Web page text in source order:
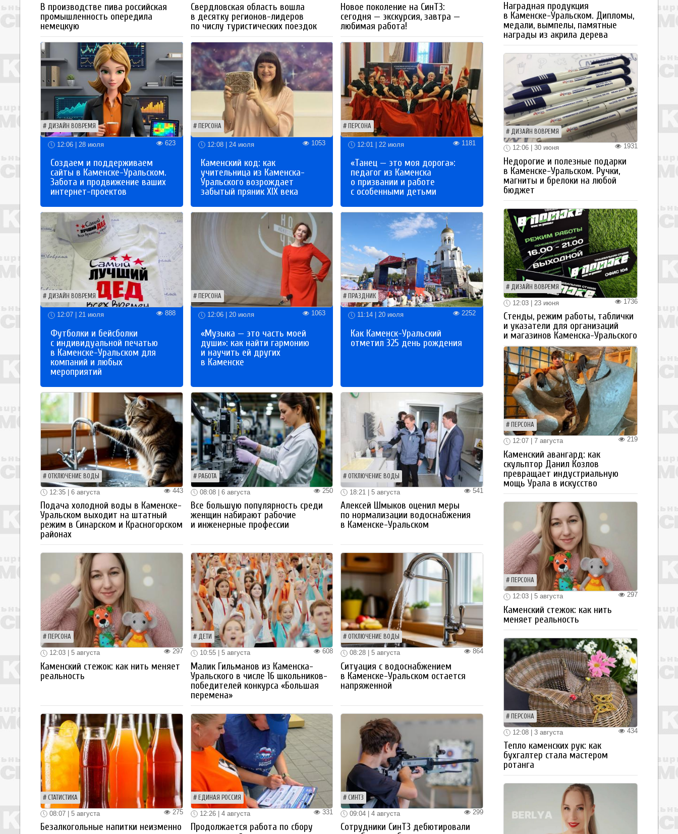
В производстве пива российская
промышленность опередила
немецкую
Свердловская область вошла
в десятку регионов-лидеров
по числу туристических поездок
Новое поколение на СинТЗ:
сегодня — экскурсия, завтра —
любимая работа!
ДИЗАЙН ВОВРЕМЯ
12:06 | 28 июля 623
Создаем и поддерживаем
сайты в Каменске-Уральском.
Забота и продвижение ваших
интернет-проектов
ПЕРСОНА
12:08 | 24 июля 1053
Каменский код: как
учительница из Каменска-
Уральского возрождает
забытый пряник XIX века
ПЕРСОНА
12:01 | 22 июля 1181
«Танец — это моя дорога»:
педагог из Каменска
о призвании и работе
с особенными детьми
ДИЗАЙН ВОВРЕМЯ
12:07 | 21 июля 888
Футболки и бейсболки
с индивидуальной печатью
в Каменске-Уральском для
компаний и любых
мероприятий
ПЕРСОНА
12:06 | 20 июля 1063
«Музыка — это часть моей
души»: как найти гармонию
и научить ей других
в Каменске
ПРАЗДНИК
11:14 | 20 июля 2252
Как Каменск-Уральский
отметил 325 день рождения
ОТКЛЮЧЕНИЕ ВОДЫ
443
12:35 | 6 августа
Подача холодной воды в Каменске-
Уральском выходит на штатный
режим в Синарском и Красногорском
районах
РАБОТА
250
08:08 | 6 августа
Все большую популярность среди
женщин набирают рабочие
и инженерные профессии
ОТКЛЮЧЕНИЕ ВОДЫ
541
18:21 | 5 августа
Алексей Шмыков оценил меры
по нормализации водоснабжения
в Каменске-Уральском
ПЕРСОНА
297
12:03 | 5 августа
Каменский стежок: как нить меняет
реальность
ДЕТИ
608
10:55 | 5 августа
Малик Гильманов из Каменска-
Уральского в числе 16 школьников-
победителей конкурса «Большая
перемена»
ОТКЛЮЧЕНИЕ ВОДЫ
864
08:28 | 5 августа
Ситуация с водоснабжением
в Каменске-Уральском остается
напряженной
СТАТИСТИКА
275
08:07 | 5 августа
Безалкогольные напитки неизменно
ЕДИНАЯ РОССИЯ
331
12:26 | 4 августа
Продолжается работа по сбору
СИНТЗ
299
09:04 | 4 августа
Сотрудники СинТЗ дебютировали
Наградная продукция
в Каменске-Уральском. Дипломы,
медали, вымпелы, памятные
награды из акрила дерева
ДИЗАЙН ВОВРЕМЯ
1931
12:06 | 30 июня
Недорогие и полезные подарки
в Каменске-Уральском. Ручки,
магниты и брелоки на любой
бюджет
ДИЗАЙН ВОВРЕМЯ
1736
12:03 | 23 июня
Стенды, режим работы, таблички
и указатели для организаций
и магазинов Каменска-Уральского
ПЕРСОНА
219
12:07 | 7 августа
Каменский авангард: как
скульптор Данил Козлов
превращает индустриальную
мощь Урала в искусство
ПЕРСОНА
297
12:03 | 5 августа
Каменский стежок: как нить
меняет реальность
ПЕРСОНА
434
12:08 | 3 августа
Тепло каменских рук: как
бухгалтер стала мастером
ротанга